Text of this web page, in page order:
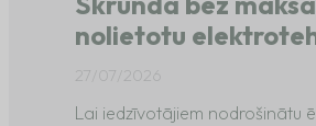
nolietotu
27/07/2026
Lai iedzīvotājiem nodrošinātu